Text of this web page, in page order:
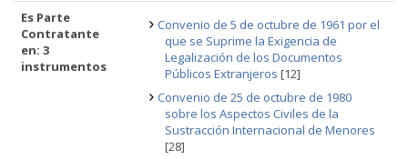
Es Parte
Contratante
en: 3
instrumentos
Convenio de 5 de octubre de 1961 por el
que se Suprime la Exigencia de
Legalización de los Documentos
Públicos Extranjeros [12]
Convenio de 25 de octubre de 1980
sobre los Aspectos Civiles de la
Sustracción Internacional de Menores
[28]